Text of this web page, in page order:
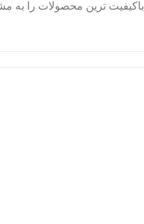
باکیفیت ترین محصولات را به